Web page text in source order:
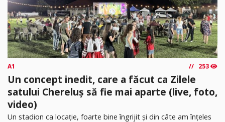
A1 253
Un concept inedit, care a făcut ca Zilele
satului Chereluș să fie mai aparte (live, foto,
video)
Un stadion ca locație, foarte bine îngrijit și din câte am înțeles